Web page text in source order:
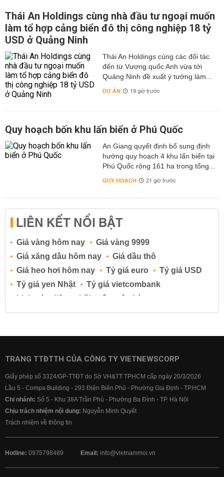
Thái An Holdings cùng nhà đầu tư ngoại muốn
làm tổ hợp cảng biển đô thị công nghiệp 18 tỷ
USD ở Quảng Ninh
Thái An Holdings cùng các đối tác
đến từ Vương quốc Anh vừa tới
Quảng Ninh đề xuất ý tưởng làm...
DỰ ÁN 19 giờ trước
Quy hoạch bốn khu lấn biển ở Phú Quốc
An Giang quyết định bổ sung định
hướng quy hoạch 4 khu lấn biển tại
Phú Quốc rộng 161 ha trong tổng...
QUY HOẠCH 21 giờ trước
LIÊN KẾT NỔI BẬT
Giá vàng hôm nay
Giá vàng 9999
Giá xăng dầu hôm nay
Giá dầu thô
Giá heo hơi hôm nay
Tỷ giá euro
Tỷ giá USD
Tỷ giá yen Nhật
Tỷ giá vietcombank
Lịch cúp điện
Lãi suất ngân hàng
Lãi suất tiết kiệm
Lãi suất tiền gửi
Lãi suất ngân hàng BIDV
Lãi suất ngân hàng Vietcombank
TRANG TTĐTTH CỦA CÔNG TY VIETNEWSCORP
Giấy phép số 3324/GP-TTĐT do Sở VH&TT TPHCM cấp ngày 20/3/2026
Lầu 5 - Compa Building - 293 Điện Biên Phủ - Phường Gia Định - TP.HCM
Chi nhánh: Số 5 - Khu 38A Trần Phú - Phường Ba Đình - TP. Hà Nội
Chịu trách nhiệm nội dung: Nguyễn Minh Quyết
Trách nhiệm về thông tin
Hotline: 0975798489 Email: info@vietnammoi.vn